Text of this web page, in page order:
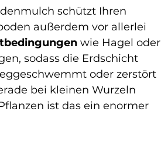
schützt Ihren
außerdem vor allerlei
wie Hagel oder
sodass die Erdschicht
oder zerstört
bei kleinen Wurzeln
ist das ein enormer